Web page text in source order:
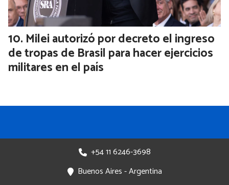
Milei autorizó por decreto el ingreso